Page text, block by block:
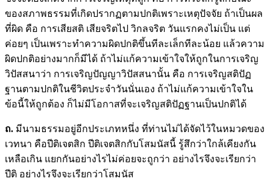
ของสภาพธรรมที่เกิดปรากฏตามปกติเพราะเหตุปัจจัย ถ้าเป็นผล
ที่ผิด คือ การเสียสติ เสียจริตไป วิกลจริต วันแรกคงไม่เป็น แต่
ค่อยๆ เป็นเพราะทำความผิดปกติขึ้นทีละเล็กทีละน้อย แล้วความ
ผิดปกติอย่างมากก็มีได้ ถ้าไม่แก้ความเข้าใจให้ถูกในการเจริญ
วิปัสสนาว่า การเจริญปัญญาวิปัสสนานั้น คือ การเจริญสติปัฏ
ฐานตามปกติในชีวิตประจำวันนั่นเอง ถ้าไม่แก้ความเข้าใจใน
ข้อนี้ให้ถูกต้อง ก็ไม่มีโอกาสที่จะเจริญสติปัฏฐานเป็นปกติได้
ถ. มีนามธรรมอยู่อีกประเภทหนึ่ง ที่ท่านไม่ได้จัดไว้ในหมวดของ
เวทนา คือปีติเจตสิก ปีติเจตสิกกับโสมนัสนี้ รู้สึกว่าใกล้เคียงกัน
เหลือเกิน แยกกันอย่างไรไม่ค่อยจะถูกว่า อย่างไรจึงจะเรียกว่า
ปีติ อย่างไรจึงจะเรียกว่าโสมนัส